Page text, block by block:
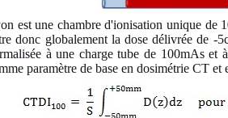
est une chambre d'ionisation unique de
donc globalement la dose délivrée de
à une charge tube de 100mAs
paramètre de base en dosimétrie CT